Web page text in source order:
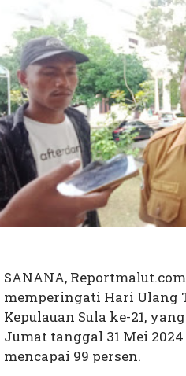
SANANA,
memperingati Hari Ulang
Kepulauan Sula ke-21,
Jumat tanggal 31 Mei
mencapai 99 persen.